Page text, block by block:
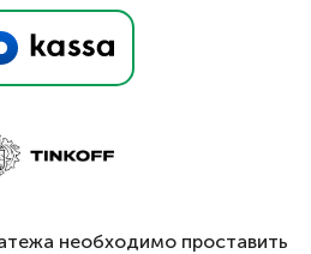
необходимо проставить